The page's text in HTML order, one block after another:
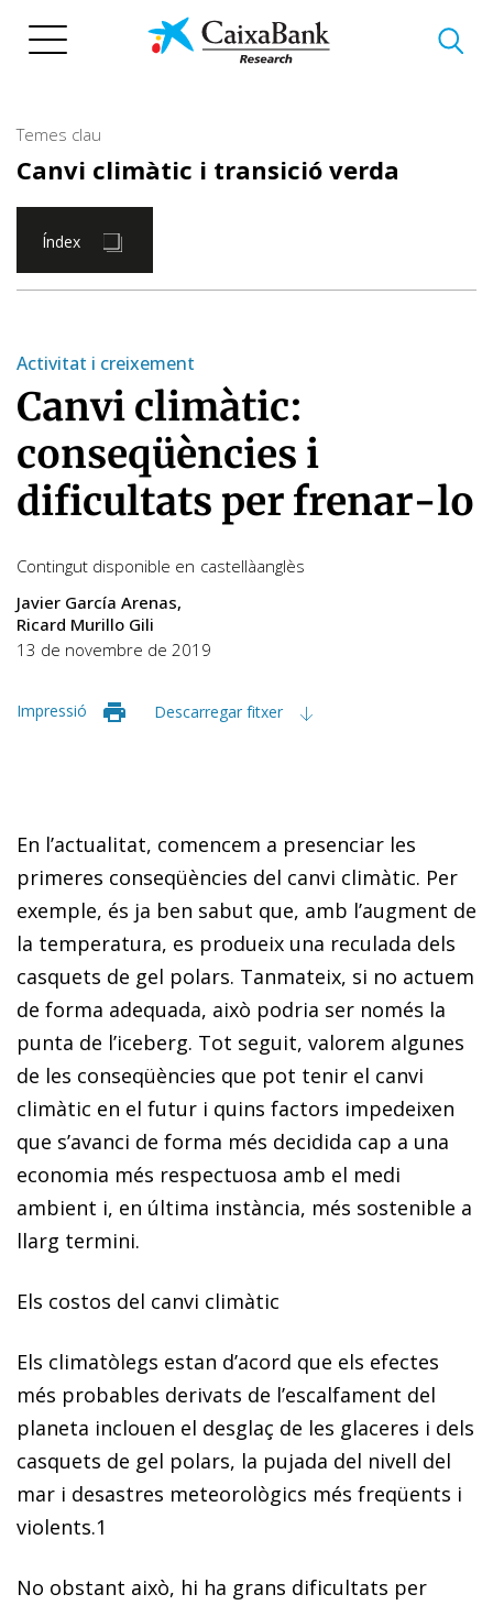
Temes clau
Canvi climàtic i transició verda
Índex
Activitat i creixement
Canvi climàtic:
conseqüències i
dificultats per frenar-lo
Contingut disponible en castellàanglès
Javier García Arenas
Ricard Murillo Gili
13 de novembre de 2019
Impressió Descarregar fitxer
En l’actualitat, comencem a presenciar les
primeres conseqüències del canvi climàtic. Per
exemple, és ja ben sabut que, amb l’augment de
la temperatura, es produeix una reculada dels
casquets de gel polars. Tanmateix, si no actuem
de forma adequada, això podria ser només la
punta de l’iceberg. Tot seguit, valorem algunes
de les conseqüències que pot tenir el canvi
climàtic en el futur i quins factors impedeixen
que s’avanci de forma més decidida cap a una
economia més respectuosa amb el medi
ambient i, en última instància, més sostenible a
llarg termini.
Els costos del canvi climàtic
Els climatòlegs estan d’acord que els efectes
més probables derivats de l’escalfament del
planeta inclouen el desglaç de les glaceres i dels
casquets de gel polars, la pujada del nivell del
mar i desastres meteorològics més freqüents i
violents.1
No obstant això, hi ha grans dificultats per